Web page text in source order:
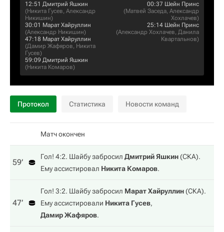
12:51 Дмитрий Яшкин
(Никита Гусев, Александр
Никишин)
30:01 Марат Хайруллин
(Александр Никишин)
47:18 Марат Хайруллин
(Дамир Жафяров, Никита
Гусев)
59:09 Дмитрий Яшкин
(Никита Комаров)
00:37 Шейн Принс
(Матвей Заседа, Александр
Хохлачев)
25:14 Шейн Принс
(Александр Хохлачев, Данила
Квартальнов)
Протокол Статистика Новости команд
Матч окончен
59‎’‎
Гол! 4:2. Шайбу забросил Дмитрий Яшкин(СКА).
Ему ассистировал Никита Комаров.
47‎’‎
Гол! 3:2. Шайбу забросил Марат Хайруллин(СКА).
Ему ассистировали Никита Гусев,
Дамир Жафяров.